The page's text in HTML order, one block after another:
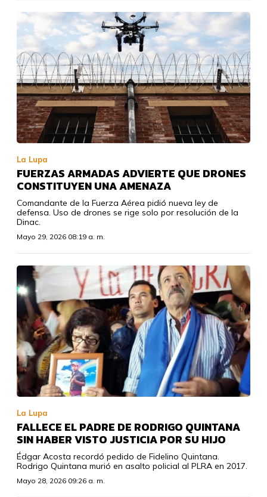
La Lupa
FUERZAS ARMADAS ADVIERTE QUE DRONES
CONSTITUYEN UNA AMENAZA
Comandante de la Fuerza Aérea pidió nueva ley de
defensa. Uso de drones se rige solo por resolución de la
Dinac.
Mayo 29, 2026 08:19 a. m.
La Lupa
FALLECE EL PADRE DE RODRIGO QUINTANA
SIN HABER VISTO JUSTICIA POR SU HIJO
Édgar Acosta recordó pedido de Fidelino Quintana.
Rodrigo Quintana murió en asalto policial al PLRA en 2017.
Mayo 28, 2026 09:26 a. m.